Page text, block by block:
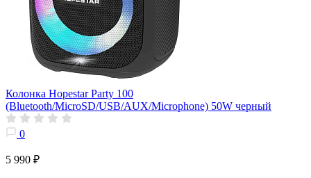
Колонка Hopestar Party 100
(Bluetooth/MicroSD/USB/AUX/Microphone) 50W черный
0
5 990 ₽